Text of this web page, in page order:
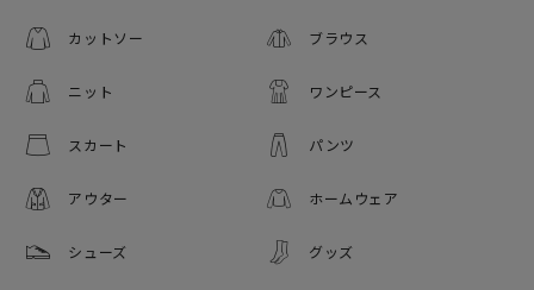
カットソー ブラウス
ニット ワンピース
スカート パンツ
アウター ホームウェア
シューズ グッズ